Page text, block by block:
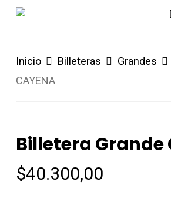
Skip
content
Inicio Billeteras Grandes
CAYENA
Billetera Grande
$40.300,00